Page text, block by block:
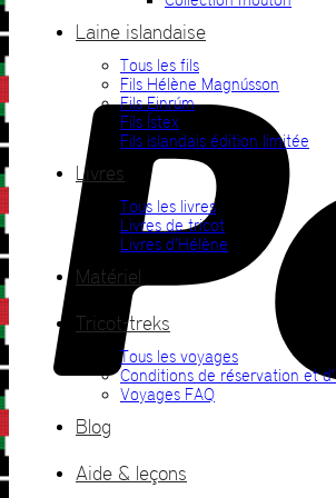
Laine islandaise
Tous les fils
Fils Hélène Magnússon
Fils Einrúm
Fils Ístex
Fils islandais édition limitée
Livres
Tous les livres
Livres de tricot
Livres d’Hélène
Matériel
Tricot-treks
Tous les voyages
Conditions de réservation et
Voyages FAQ
Blog
Aide & leçons